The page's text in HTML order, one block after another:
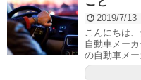
2019/7/13
こんにちは
自動車メー
の自動車メ